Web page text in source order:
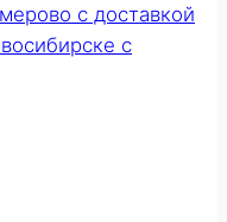
с доставкой
с